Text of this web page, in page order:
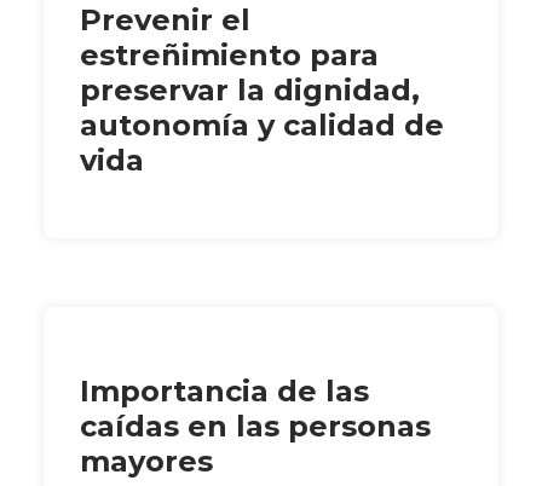
Prevenir el
estreñimiento para
preservar la dignidad,
autonomía y calidad de
vida
Importancia de las
caídas en las personas
mayores